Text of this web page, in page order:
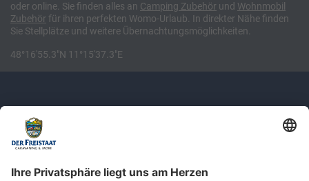
oder online. Sie finden alles an Camping Zubehör und Wohnmobil
Zubehör für ihren perfekten Womo-Urlaub. In direkter Nähe finden
Sie Stellplätze und weitere Übernachtungsmöglichkeiten.
48°16'55.3"N 11°15'37.3"E
Newsletter: Jetzt auf
shop.derfreistaat.de anmelden und
einen 5€ Gutschein für unseren Online-
Shop erhalten!*